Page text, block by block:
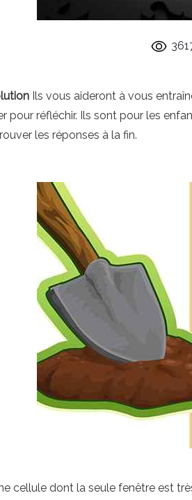
Ils vous aideront à vous
pour réfléchir. Ils sont pour les
les réponses à la fin.
cellule dont la seule fenêtre est